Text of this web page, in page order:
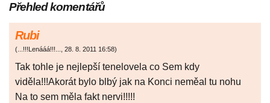
Přehled komentářů
Rubi
(...!!!Lenááá!!!..., 28. 8. 2011 16:58)
Tak tohle je nejlepší tenelovela co Sem kdy
viděla!!!Akorát bylo blbý jak na Konci neměal tu nohu
Na to sem měla fakt nervi!!!!!